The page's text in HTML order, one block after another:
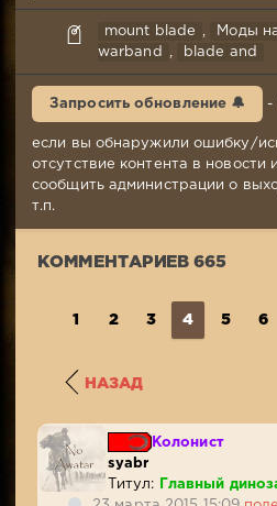
haydra
11-
Комментариев:
665
Просмотров:
mount blade Моды
warband
blade and
Запросить обновление 🔔 -
если вы обнаружили ошибку/
отсутствие контента в новости
сообщить администрации о
т.п.
КОММЕНТАРИЕВ 665
1 2 3 4 5 6
НАЗАД
Колонист
syabr
Титул:
Главный